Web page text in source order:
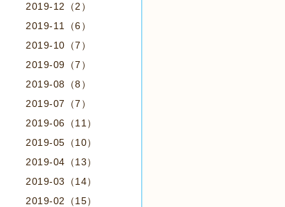
2019-12（2）
2019-11（6）
2019-10（7）
2019-09（7）
2019-08（8）
2019-07（7）
2019-06（11）
2019-05（10）
2019-04（13）
2019-03（14）
2019-02（15）